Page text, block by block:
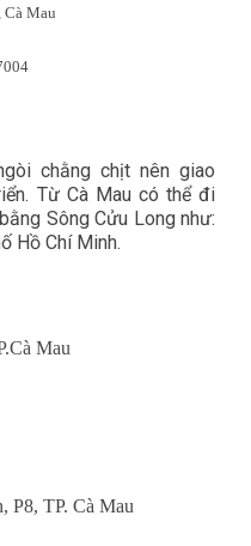
Mau
chằng chịt nên giao
Từ Cà Mau có thể đi
Sông Cửu Long như:
Hồ Chí Minh.
Mau
P8, TP. Cà Mau